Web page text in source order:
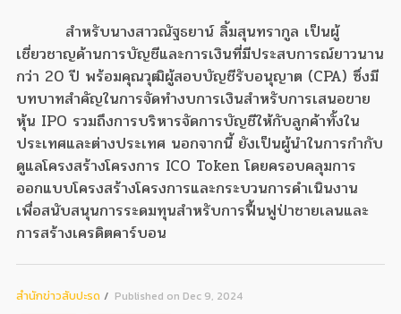
สำหรับนางสาวณัฐธยาน์ ลิ้มสุนทรากูล เป็นผู้
เชี่ยวชาญด้านการบัญชีและการเงินที่มีประสบการณ์ยาวนาน
กว่า 20 ปี พร้อมคุณวุฒิผู้สอบบัญชีรับอนุญาต (CPA) ซึ่งมี
บทบาทสำคัญในการจัดทำงบการเงินสำหรับการเสนอขาย
หุ้น IPO รวมถึงการบริหารจัดการบัญชีให้กับลูกค้าทั้งใน
ประเทศและต่างประเทศ นอกจากนี้ ยังเป็นผู้นำในการกำกับ
ดูแลโครงสร้างโครงการ ICO Token โดยครอบคลุมการ
ออกแบบโครงสร้างโครงการและกระบวนการดำเนินงาน
เพื่อสนับสนุนการระดมทุนสำหรับการฟื้นฟูป่าชายเลนและ
การสร้างเครดิตคาร์บอน
สํานักข่าวสับปะรด Published on Dec 9, 2024